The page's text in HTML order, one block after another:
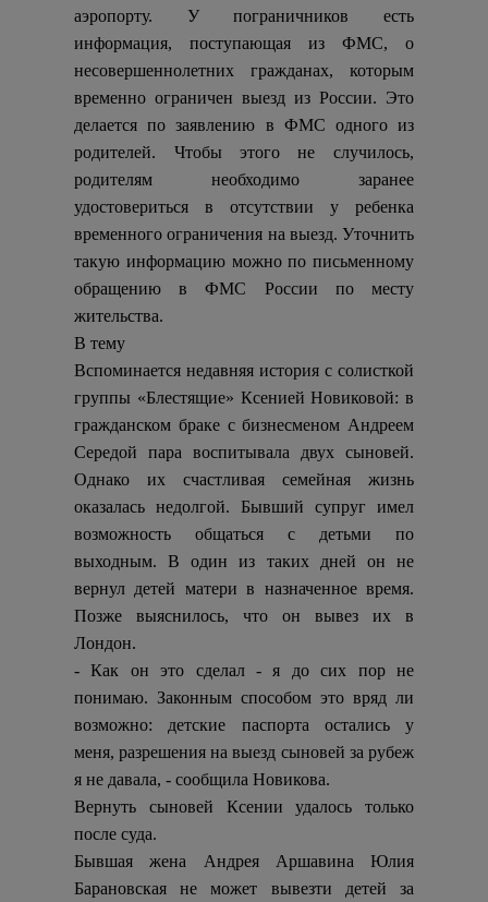
аэропорту. У пограничников есть
информация, поступающая из ФМС, о
несовершеннолетних гражданах, которым
временно ограничен выезд из России. Это
делается по заявлению в ФМС одного из
родителей. Чтобы этого не случилось,
родителям необходимо заранее
удостовериться в отсутствии у ребенка
временного ограничения на выезд. Уточнить
такую информацию можно по письменному
обращению в ФМС России по месту
жительства.
В тему
Вспоминается недавняя история с солисткой
группы «Блестящие» Ксенией Новиковой: в
гражданском браке с бизнесменом Андреем
Середой пара воспитывала двух сыновей.
Однако их счастливая семейная жизнь
оказалась недолгой. Бывший супруг имел
возможность общаться с детьми по
выходным. В один из таких дней он не
вернул детей матери в назначенное время.
Позже выяснилось, что он вывез их в
Лондон.
- Как он это сделал - я до сих пор не
понимаю. Законным способом это вряд ли
возможно: детские паспорта остались у
меня, разрешения на выезд сыновей за рубеж
я не давала, - сообщила Новикова.
Вернуть сыновей Ксении удалось только
после суда.
Бывшая жена Андрея Аршавина Юлия
Барановская не может вывезти детей за